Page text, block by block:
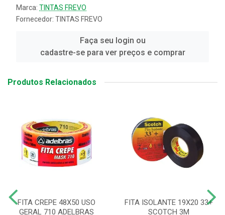
Marca: TINTAS FREVO
Fornecedor: TINTAS FREVO
Faça seu login ou
cadastre-se para ver preços e comprar
Produtos Relacionados
FITA CREPE 48X50 USO
GERAL 710 ADELBRAS
FITA ISOLANTE 19X20 33+
SCOTCH 3M